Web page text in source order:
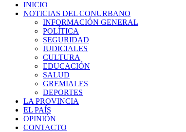
INICIO
NOTICIAS DEL CONURBANO
INFORMACIÓN GENERAL
POLÍTICA
SEGURIDAD
JUDICIALES
CULTURA
EDUCACIÓN
SALUD
GREMIALES
DEPORTES
LA PROVINCIA
EL PAÍS
OPINIÓN
CONTACTO